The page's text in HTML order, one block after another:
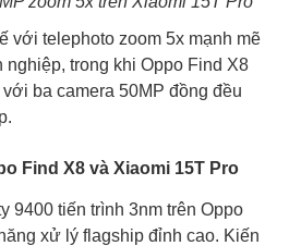
với telephoto zoom 5x mạnh mẽ
trong khi Oppo Find X8
ba camera 50MP đồng đều
Find X8 và Xiaomi 15T Pro
9400 tiến trình 3nm trên Oppo
xử lý flagship đỉnh cao. Kiến